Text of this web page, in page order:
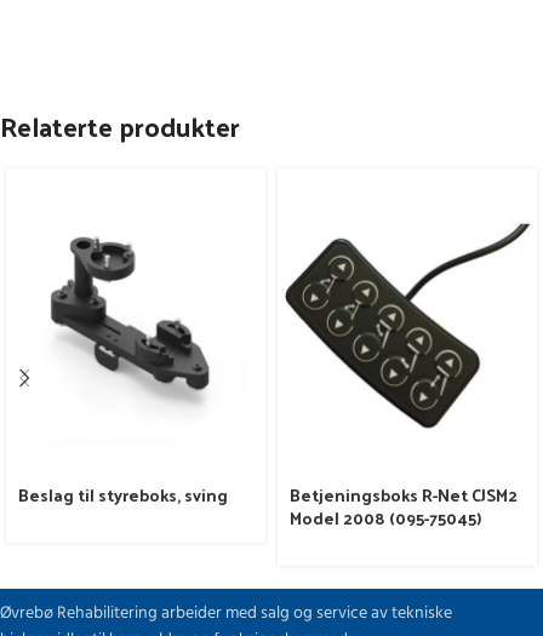
Relaterte produkter
Beslag til styreboks, sving Betjeningsboks R-Net CJSM2
Model 2008 (095-75045)
Øvrebø Rehabilitering arbeider med salg og service av tekniske